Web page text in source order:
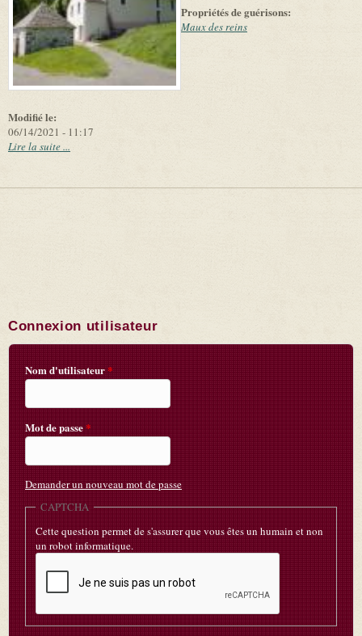
Modifié le:
06/14/2021 - 11:17
Propriétés de guérisons:
Maux des reins
Lire la suite ...
Connexion utilisateur
Nom d'utilisateur*
Mot de passe*
Demander un nouveau mot de passe
CAPTCHA
Cette question permet de s'assurer que vous êtes un humain et non
un robot informatique.